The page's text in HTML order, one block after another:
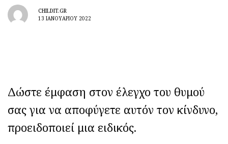
CHILDIT.GR
13 ΙΑΝΟΥΑΡΊΟΥ 2022
Δώστε έμφαση στον έλεγχο του θυμού
σας για να αποφύγετε αυτόν τον κίνδυνο,
προειδοποιεί μια ειδικός.